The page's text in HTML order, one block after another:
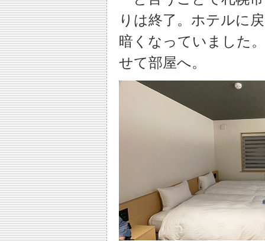
りは終了。ホテルに
暗くなっていました
せて部屋へ。